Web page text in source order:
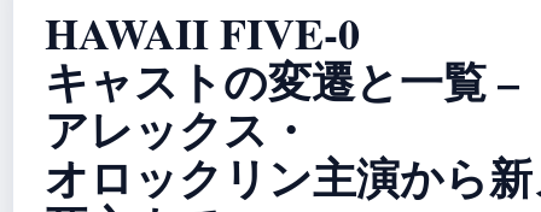
HAWAII FIVE-0
キャストの変遷と一覧 –
アレックス・
オロックリン主演から